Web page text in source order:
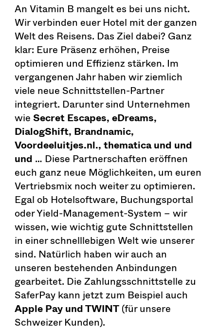
An Vitamin B mangelt es bei uns nicht.
Wir verbinden euer Hotel mit der ganzen
Welt des Reisens. Das Ziel dabei? Ganz
klar: Eure Präsenz erhöhen, Preise
optimieren und Effizienz stärken. Im
vergangenen Jahr haben wir ziemlich
viele neue Schnittstellen-Partner
integriert. Darunter sind Unternehmen
wieSecret Escapes, eDreams,
DialogShift, Brandnamic,
Voordeeluitjes.nl., thematica und und
und … Diese Partnerschaften eröffnen
euch ganz neue Möglichkeiten, um euren
Vertriebsmix noch weiter zu optimieren.
Egal ob Hotelsoftware, Buchungsportal
oder Yield-Management-System – wir
wissen, wie wichtig gute Schnittstellen
in einer schnelllebigen Welt wie unserer
sind. Natürlich haben wir auch an
unseren bestehenden Anbindungen
gearbeitet. Die Zahlungsschnittstelle zu
SaferPay kann jetzt zum Beispiel auch
Apple Pay und TWINT(für unsere
Schweizer Kunden).